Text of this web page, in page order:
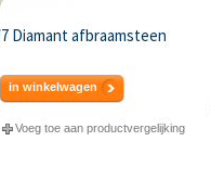
Diamant afbraamsteen
in winkelwagen
Voeg toe aan productvergelijking